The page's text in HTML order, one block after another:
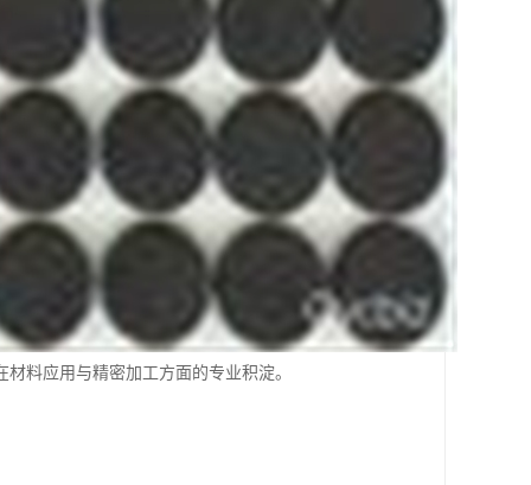
料应用与精密加工方面的专业积淀。